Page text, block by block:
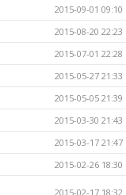
2015-09-01 09:10
2015-08-20 22:23
2015-07-01 22:28
2015-05-27 21:33
2015-05-05 21:39
2015-03-30 21:43
2015-03-17 21:47
2015-02-26 18:30
2015-02-17 18:32